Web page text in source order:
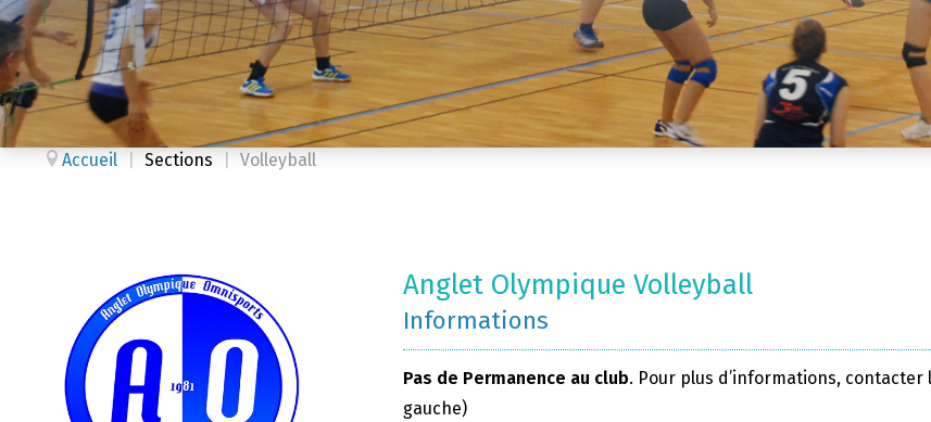
Accueil Sections Volleyball
Anglet Olympique Volleyball
Informations
Pas de Permanence au club. Pour plus d’informations,
gauche)